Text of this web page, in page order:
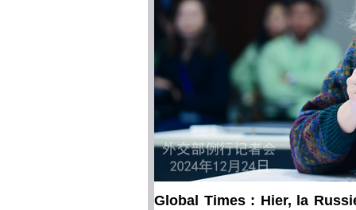
Global Times : Hier, la